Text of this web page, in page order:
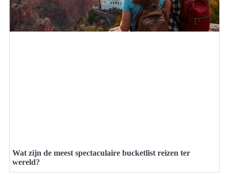
Wat zijn de meest spectaculaire bucketlist reizen ter
wereld?